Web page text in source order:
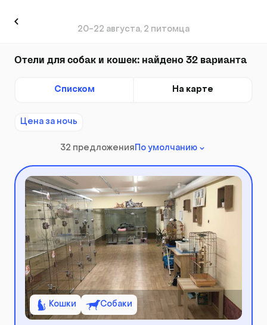
20-22 августа, 2 питомца
Отели для собак и кошек: найдено 32 варианта
Списком На карте
Цена за ночь
32 предложения По умолчанию
Кошки Собаки